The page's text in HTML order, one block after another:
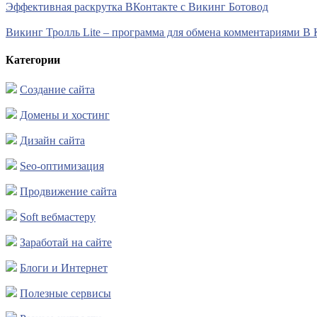
Эффективная раскрутка ВКонтакте с Викинг Ботовод
Викинг Тролль Lite – программа для обмена комментариями В
Категории
Создание сайта
Домены и хостинг
Дизайн сайта
Seo-оптимизация
Продвижение сайта
Soft вебмастеру
Заработай на сайте
Блоги и Интернет
Полезные сервисы